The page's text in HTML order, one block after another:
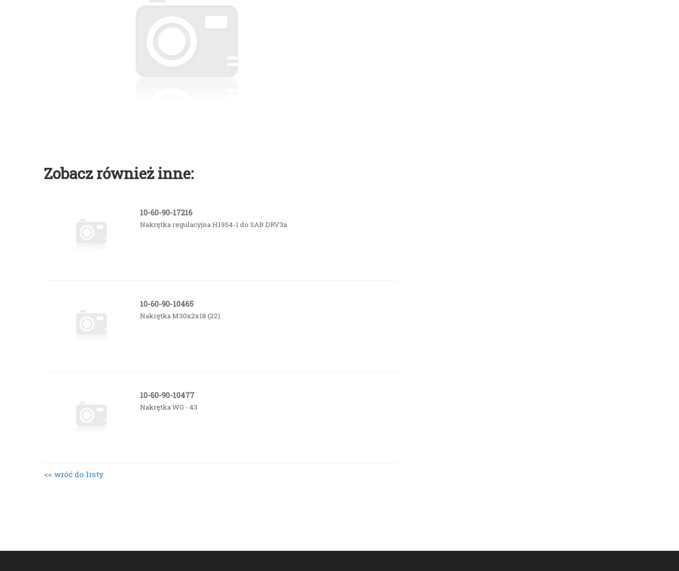
Zobacz również inne:
10-60-90-17216
Nakrętka regulacyjna H19S4-1 do SAB DRV3a
10-60-90-10465
Nakrętka M30x2x18 (22)
10-60-90-10477
Nakrętka WG - 43
<< wróć do listy